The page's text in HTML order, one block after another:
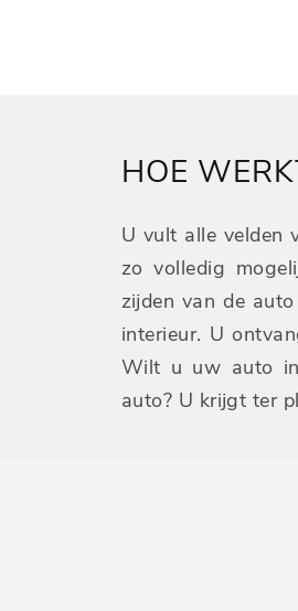
HOE
U vult alle velden
zo volledig
zijden van de
interieur. U
Wilt u uw auto
auto? U krijgt ter